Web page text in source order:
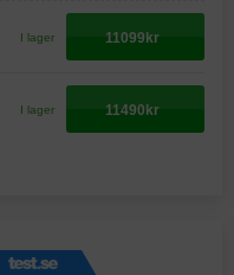
I lager 11099kr
I lager 11490kr